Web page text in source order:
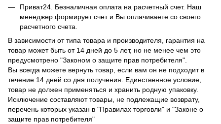
Приват24. Безналичная оплата на расчетный счет. Наш
менеджер формирует счет и Вы оплачиваете со своего
расчетного счета.
В зависимости от типа товара и производителя, гарантия на
товар может быть от 14 дней до 5 лет, но не менее чем это
предусмотрено "Законом о защите прав потребителя".
Вы всегда можете вернуть товар, если вам он не подходит в
течение 14 дней со дня получения. Единственное условие,
товар не должен применяться и хранить родную упаковку.
Исключение составляют товары, не подлежащие возврату,
перечень которых указан в "Правилах торговли" и "Законе о
защите прав потребителя"